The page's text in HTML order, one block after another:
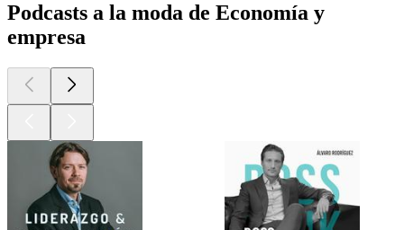
Podcasts a la moda de Economía y
empresa